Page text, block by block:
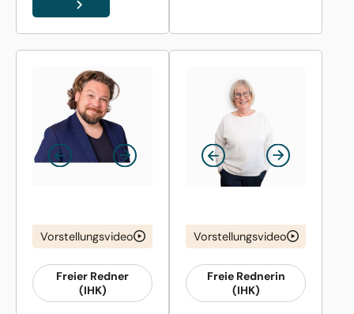
Vorstellungsvideo
Freier Redner
(IHK)
Vorstellungsvideo
Freie Rednerin
(IHK)